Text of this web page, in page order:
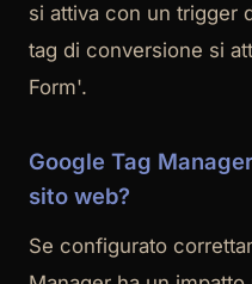
si attiva con un trigger
tag di conversione si
Form'.
Google Tag
sito web?
Se configurato